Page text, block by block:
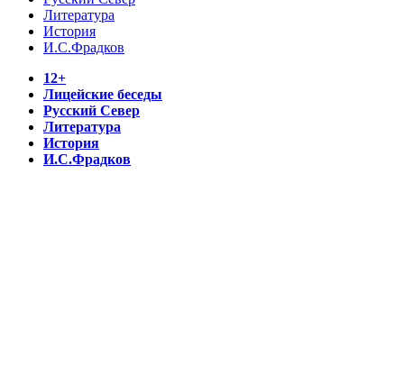
Литература
История
И.С.Фрадков
12+
Лицейские беседы
Русский Север
Литература
История
И.С.Фрадков